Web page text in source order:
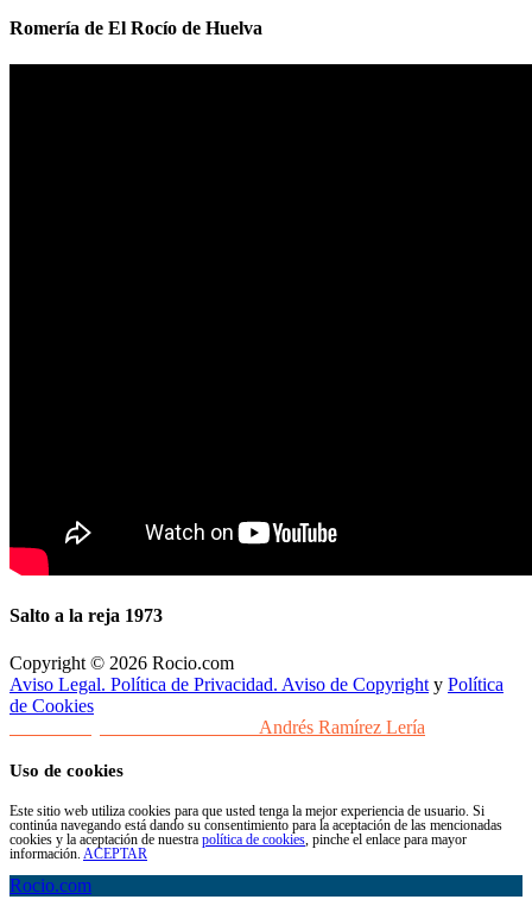
Romería de El Rocío de Huelva
Salto a la reja 1973
Copyright © 2026 Rocio.com
Aviso Legal. Política de Privacidad. Aviso de Copyright y Política
de Cookies
Andrés Ramírez Lería
Uso de cookies
Este sitio web utiliza cookies para que usted tenga la mejor experiencia de usuario. Si
continúa navegando está dando su consentimiento para la aceptación de las mencionadas
cookies y la aceptación de nuestra política de cookies , pinche el enlace para mayor
información. ACEPTAR
Rocio.com